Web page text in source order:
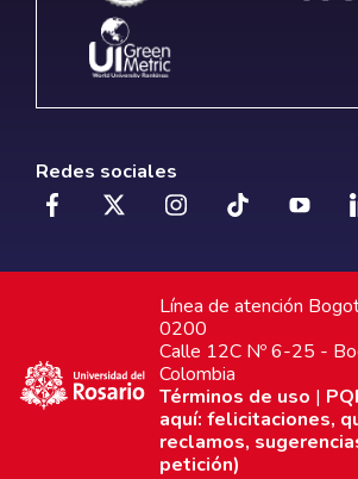
Redes sociales
Línea de atención
0200
Calle 12C Nº 6-25 -
Colombia
Términos de uso |
aquí: felicitaciones,
reclamos,
petición)